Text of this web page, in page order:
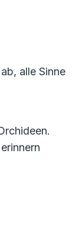
alle Sinne